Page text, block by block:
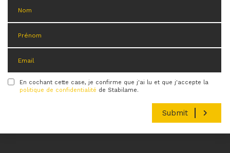
Condition
En cochant cette case, je confirme que j'ai lu et que j'accepte la
politique de confidentialité de Stabilame.